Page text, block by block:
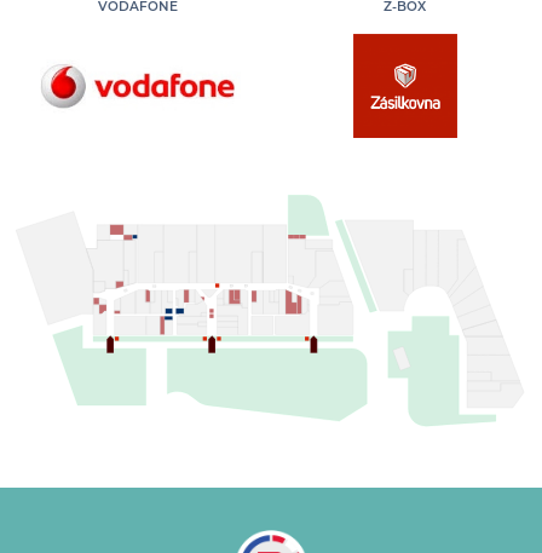
VODAFONE Z-BOX